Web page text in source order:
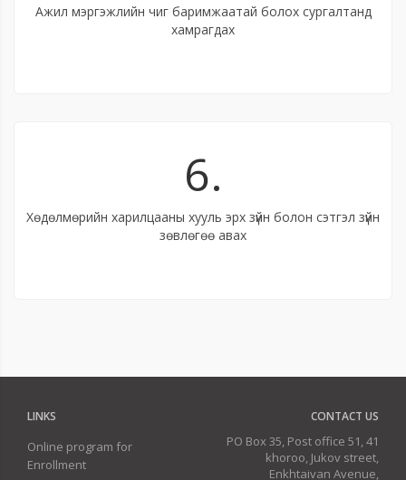
Ажил мэргэжлийн чиг баримжаатай болох сургалтанд
хамрагдах
6.
Хөдөлмөрийн харилцааны хууль эрх зүйн болон сэтгэл зүйн
зөвлөгөө авах
LINKS
Online program for
Enrollment
CONTACT US
PO Box 35, Post office 51, 41
khoroo, Jukov street,
Enkhtaivan Avenue,